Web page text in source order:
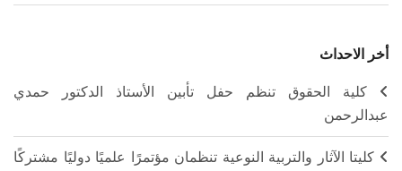
أخر الاحداث
كلية الحقوق تنظم حفل تأبين الأستاذ الدكتور حمدي
عبدالرحمن
كليتا الآثار والتربية النوعية تنظمان مؤتمرًا علميًا دوليًا مشتركًا